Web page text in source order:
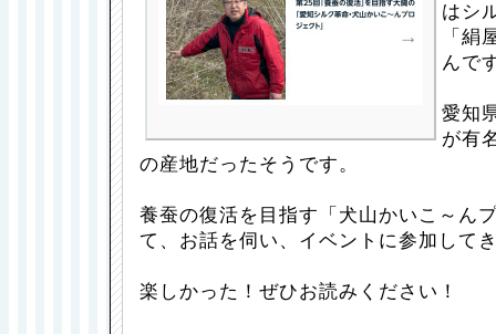
はシ
「絹
んで
愛知
が有
の産地だったそうです。
養蚕の復活を目指す「犬山かいこ～ん
て、お話を伺い、イベントに参加して
楽しかった！ぜひお読みください！